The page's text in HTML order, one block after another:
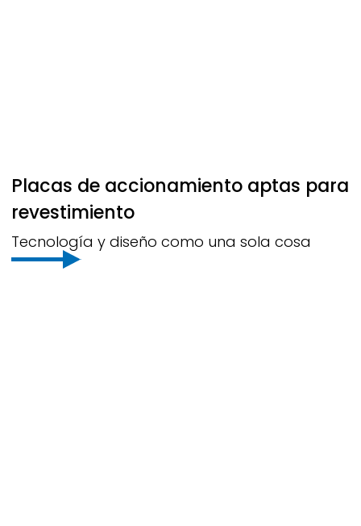
Placas de accionamiento aptas para
revestimiento
Tecnología y diseño como una sola cosa